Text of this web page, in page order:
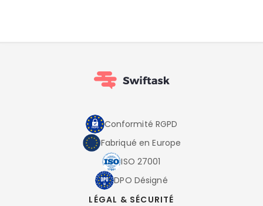
Conformité RGPD
Fabriqué en Europe
ISO 27001
DPO Désigné
LÉGAL & SÉCURITÉ